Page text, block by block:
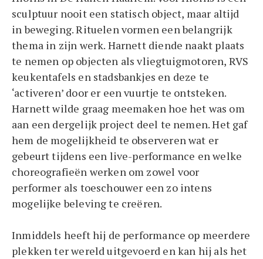
sculptuur nooit een statisch object, maar altijd
in beweging. Rituelen vormen een belangrijk
thema in zijn werk. Harnett diende naakt plaats
te nemen op objecten als vliegtuigmotoren, RVS
keukentafels en stadsbankjes en deze te
‘activeren’ door er een vuurtje te ontsteken.
Harnett wilde graag meemaken hoe het was om
aan een dergelijk project deel te nemen. Het gaf
hem de mogelijkheid te observeren wat er
gebeurt tijdens een live-performance en welke
choreografieën werken om zowel voor
performer als toeschouwer een zo intens
mogelijke beleving te creëren.
Inmiddels heeft hij de performance op meerdere
plekken ter wereld uitgevoerd en kan hij als het